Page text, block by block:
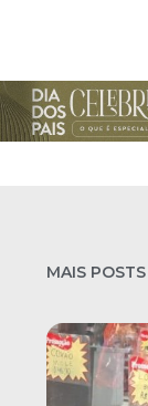
MAIS POSTS